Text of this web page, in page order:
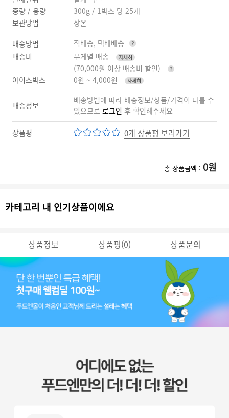
중량 / 용량
300g / 1박스 당 25개
보관방법
상온
배송방법
직배송, 택배배송
배송비
무게별 배송 자세히
(70,000원 이상 배송비 할인)
아이스박스
0원 ~ 4,000원 자세히
배송정보
배송방법에 따라 배송정보/상품/가격이 다를 수
있으므로 로그인 후 확인해주세요
상품평 0개 상품평 보러가기
총 상품금액 : 0원
카테고리 내 인기상품이에요
상품정보 상품평(0) 상품문의